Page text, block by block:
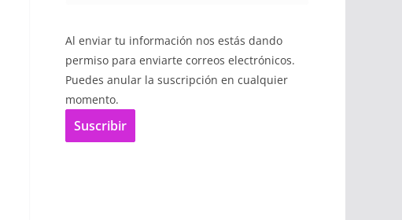
Al enviar tu información nos estás dando
permiso para enviarte correos electrónicos.
Puedes anular la suscripción en cualquier
momento.
Suscribir